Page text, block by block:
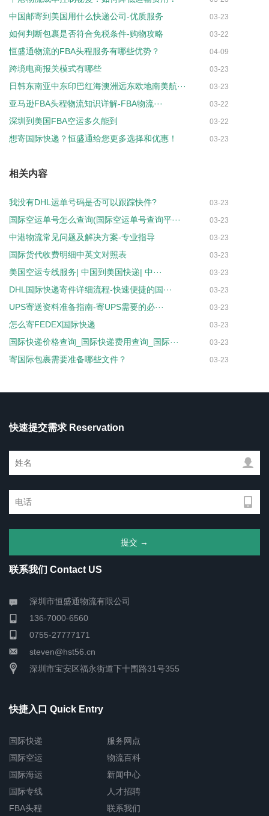
中国邮寄到美国用什么快递公司-优质服务 03-23
如何判断包裹是否符合免税条件-购物攻略 03-22
恒盛通物流的FBA头程服务有哪些优势？ 04-09
跨境电商报关模式有哪些 03-23
日韩东南亚中东印巴红海澳洲远东欧地南美航··· 03-23
亚马逊FBA头程物流知识详解-FBA物流··· 03-22
深圳到美国FBA空运多久能到 03-22
想寄国际快递？恒盛通给您更多选择和优惠！ 03-23
相关内容
我没有DHL运单号码是否可以跟踪快件? 03-23
国际空运单号怎么查询(国际空运单号查询平··· 03-23
中港物流常见问题及解决方案-专业指导 03-23
国际货代收费明细中英文对照表 03-23
美国空运专线服务| 中国到美国快递| 中··· 03-23
DHL国际快递寄件详细流程-快速便捷的国··· 03-23
UPS寄送资料准备指南-寄UPS需要的必··· 03-23
怎么寄FEDEX国际快递 03-23
国际快递价格查询_国际快递费用查询_国际··· 03-23
寄国际包裹需要准备哪些文件？ 03-23
快速提交需求 Reservation
联系我们 Contact US
深圳市恒盛通物流有限公司
136-7000-6560
0755-27777171
steven@hst56.cn
深圳市宝安区福永街道下十围路31号355
快捷入口 Quick Entry
国际快递
国际空运
国际海运
国际专线
FBA头程
服务网点
物流百科
新闻中心
人才招聘
联系我们